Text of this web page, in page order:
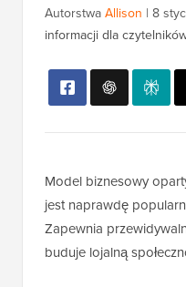
AutorstwaAllison | 8
informacji dla
Model biznesowy
jest naprawdę
Zapewnia
buduje lojalną